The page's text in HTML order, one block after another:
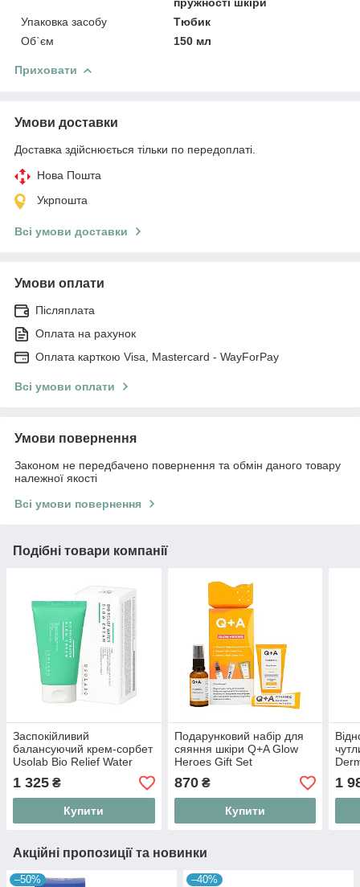
Упаковка засобу
Тюбик
Об`єм
150 мл
Приховати
Умови доставки
Доставка здійснюється тільки по передоплаті.
Нова Пошта
Укрпошта
Всі умови доставки
Умови оплати
Післяплата
Оплата на рахунок
Оплата карткою Visa, Mastercard - WayForPay
Всі умови оплати
Умови повернення
Законом не передбачено повернення та обмін даного товару
належної якості
Всі умови повернення
Подібні товари компанії
Заспокійливий
балансуючий крем-сорбет
Usolab Bio Relief Water
Glow Cream 50 мл
1 325 ₴
Купити
Подарунковий набір для
сяяння шкіри Q+A Glow
Heroes Gift Set
870₴
Купити
1
Акційні пропозиції та новинки
–50% –40%